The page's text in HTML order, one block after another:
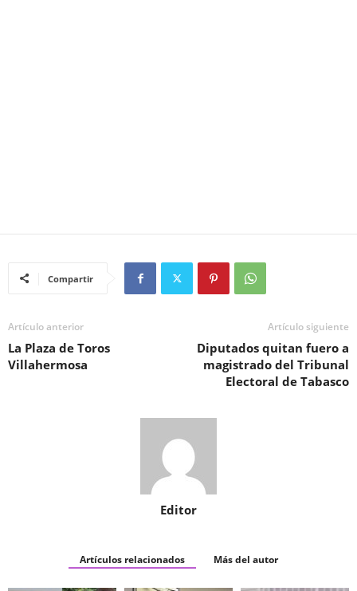
Compartir
Artículo anterior
La Plaza de Toros
Villahermosa
Artículo siguiente
Diputados quitan fuero a
magistrado del Tribunal
Electoral de Tabasco
Editor
Artículos relacionados Más del autor